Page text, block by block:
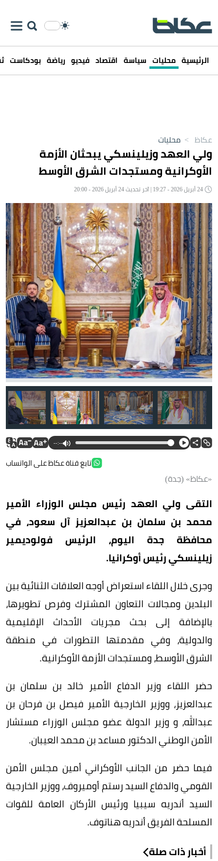
الرئيسية محليات سياسة اقتصاد فيديو رياضة بودكاست
عكاظ > محليات
ولي العهد وزيلينسكي يبحثان الأزمة
الأوكرانية ومستجدات الشرق الأوسط
--:--
تابع قناة عكاظ على الواتساب
«عكاظ» (جدة)
التقى ولي العهد رئيس مجلس الوزراء الأمير
محمد بن سلمان بن عبدالعزيز آل سعود، في
محافظة جدة اليوم، الرئيس فولوديمير
زيلينسكي رئيس أوكرانيا.
وجرى خلال اللقاء استعراض أوجه العلاقات الثنائية بين
البلدين ومجالات التعاون المشترك وفرص تطويرها،
بالإضافة إلى بحث مجريات الأحداث الإقليمية
والدولية، وفي مقدمتها التطورات في منطقة
الشرق الأوسط، ومستجدات الأزمة الأوكرانية.
حضر اللقاء وزير الدفاع الأمير خالد بن سلمان بن
عبدالعزيز، ووزير الخارجية الأمير فيصل بن فرحان بن
عبدالله، و وزير الدولة عضو مجلس الوزراء مستشار
الأمن الوطني الدكتور مساعد بن محمد العيبان.
فيما حضر من الجانب الأوكراني أمين مجلس الأمن
القومي والدفاع السيد رستم أوميروف، ووزير الخارجية
السيد أندريه سيبيا ورئيس الأركان العامة للقوات
المسلحة الفريق أندريه هناتوف.
أخبار ذات صلة